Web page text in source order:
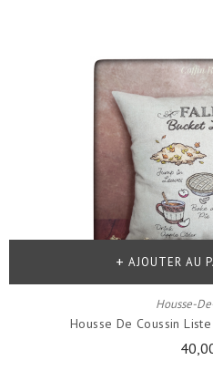
Housse-
Housse De Coussin
AJOUTER AU